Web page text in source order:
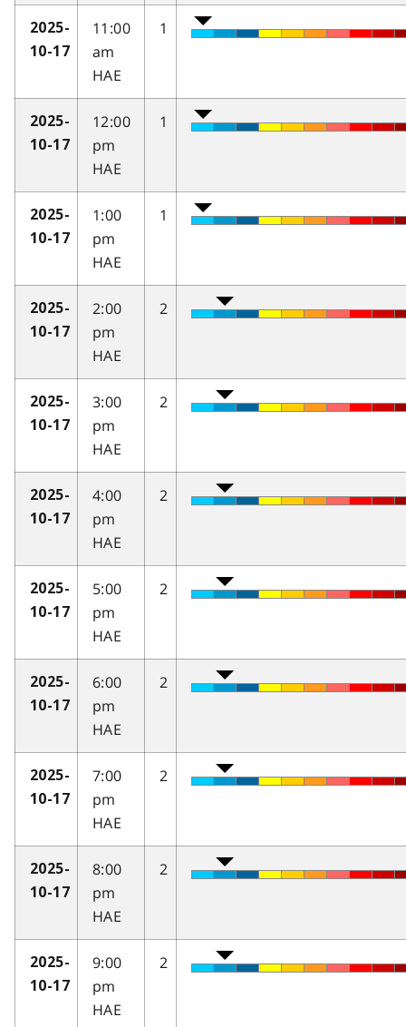
2025-
10-17
11:00
am
HAE
1
2025-
10-17
12:00
pm
HAE
1
2025-
10-17
1:00
pm
HAE
1
2025-
10-17
2:00
pm
HAE
2
2025-
10-17
3:00
pm
HAE
2
2025-
10-17
4:00
pm
HAE
2
2025-
10-17
5:00
pm
HAE
2
2025-
10-17
6:00
pm
HAE
2
2025-
10-17
7:00
pm
HAE
2
2025-
10-17
8:00
pm
HAE
2
2025-
10-17
9:00
pm
HAE
2